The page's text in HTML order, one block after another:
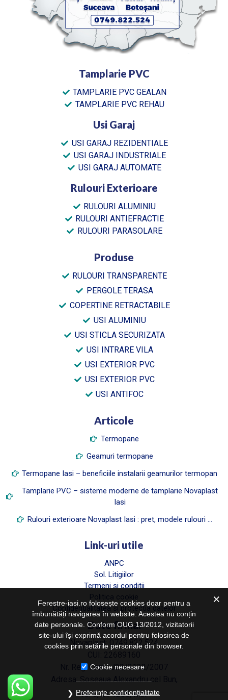
Tamplarie PVC
TAMPLARIE PVC GEALAN
TAMPLARIE PVC REHAU
Usi Garaj
USI GARAJ REZIDENTIALE
USI GARAJ INDUSTRIALE
USI GARAJ AUTOMATE
Rulouri Exterioare
RULOURI ALUMINIU
RULOURI ANTIEFRACTIE
RULOURI PARASOLARE
Produse
RULOURI TRANSPARENTE
PERGOLE TERASA
COPERTINE RETRACTABILE
USI ALUMINIU
USI STICLA SECURIZATA
USI INTRARE VILA
USI EXTERIOR PVC
USI EXTERIOR PVC
USI ANTIFOC
Articole
Termopane
Geamuri termopane
Termopane Iasi – beneficiile instalarii geamurilor termopan
Tamplarie PVC – sisteme moderne de tamplarie Novaplast
Iasi
Rulouri exterioare Novaplast Iasi : pret, modele rulouri …
Link-uri utile
ANPC
Sol. Litigiilor
Termeni si conditii
Politica cookie
Confidentialitatea si protectia datelor
Date firma:
Novaplast: 0749.822.524
Nr. Reg. Com.: J22/3132/2007
Adresa: Soseaua Alexandru cel Bun,
Nr. 6, Bl. 1205, Iasi
Ferestre-iasi.ro folosește cookies doar pentru a
îmbunătăți navigarea în website. Acestea nu conțin
date personale. Conform OUG 13/2012, vizitatorii
site-ului își exprimă acordul pentru folosirea de
cookies prin setările personale din browser.
Cookie necesare
Preferințe confidențialitate